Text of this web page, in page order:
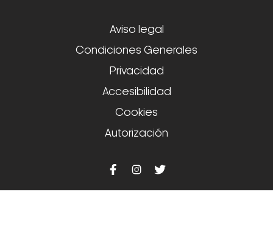
Aviso legal
Condiciones Generales
Privacidad
Accesibilidad
Cookies
Autorización